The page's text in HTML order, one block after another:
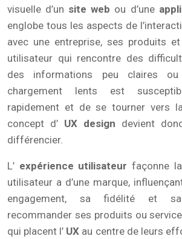
visuelle d’un site web ou d’une
englobe tous les aspects de
avec une entreprise, ses produits
utilisateur qui rencontre des
des informations peu claires
chargement lents est
rapidement et de se tourner vers
concept d’ UX design devient
différencier.
L’ expérience utilisateurfaçonne
utilisateur a d’une marque,
engagement, sa fidélité et
recommander ses produits ou
qui placent l’ UX au centre de leurs